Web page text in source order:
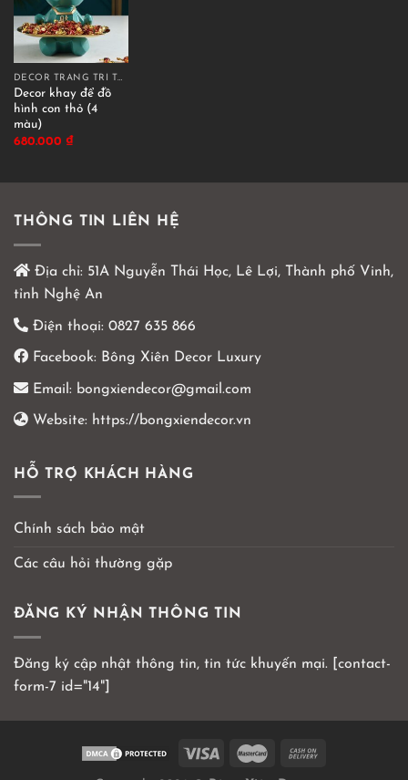
DECOR TRANG TRÍ TƯỢNG ĐỠ KHAY
Decor khay để đồ
hình con thỏ (4
màu)
680.000 ₫
THÔNG TIN LIÊN HỆ
Địa chỉ: 51A Nguyễn Thái Học, Lê Lợi, Thành phố Vinh,
tỉnh Nghệ An
Điện thoại: 0827 635 866
Facebook: Bông Xiên Decor Luxury
Email: bongxiendecor@gmail.com
Website: https://bongxiendecor.vn
HỖ TRỢ KHÁCH HÀNG
Chính sách bảo mật
Các câu hỏi thường gặp
ĐĂNG KÝ NHẬN THÔNG TIN
Đăng ký cập nhật thông tin, tin tức khuyến mại. [contact-
form-7 id="14"]